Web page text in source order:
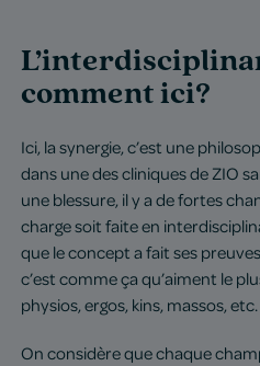
comment ici?
Ici, la synergie, c’est une
dans une des cliniques de ZIO
une blessure, il y a de fortes
charge soit faite en
que le concept a fait ses
c’est comme ça qu’aiment le
physios, ergos, kins, massos, etc.
On considère que chaque